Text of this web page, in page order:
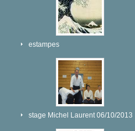
estampes
stage Michel Laurent 06/10/2013